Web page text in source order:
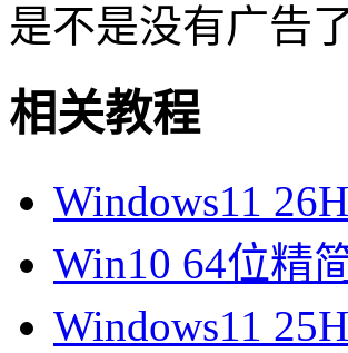
是不是没有广告
相关教程
Windows11
Win10 64位精
Windows11